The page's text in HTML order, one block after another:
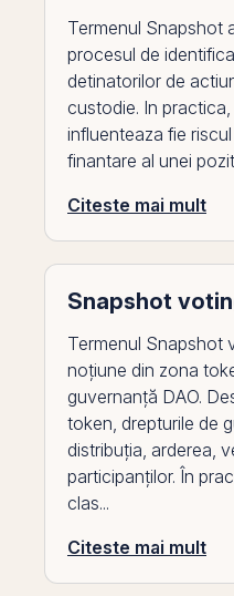
Termenul Snapshot
procesul de
detinatorilor de
custodie. In
influenteaza fie
finantare al unei
Citeste mai mult
Snapshot
Termenul Snapshot
noțiune din zona
guvernanță DAO.
token, drepturile de
distribuția, arderea,
participanților. În
clas...
Citeste mai mult